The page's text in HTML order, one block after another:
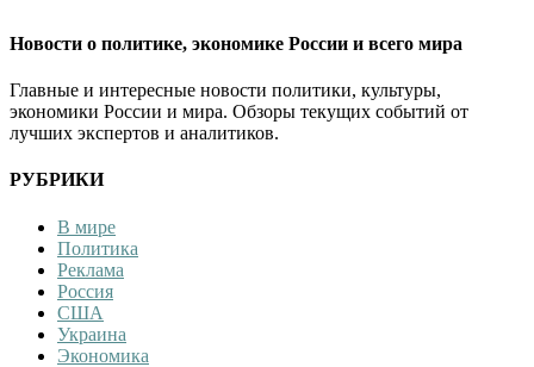
Новости о политике, экономике России и всего мира
Главные и интересные новости политики, культуры,
экономики России и мира. Обзоры текущих событий от
лучших экспертов и аналитиков.
РУБРИКИ
В мире
Политика
Реклама
Россия
США
Украина
Экономика